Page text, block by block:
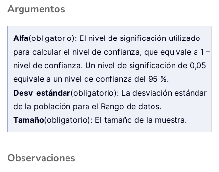
Argumentos
Alfa(obligatorio): El nivel de significación utilizado
para calcular el nivel de confianza, que equivale a 1 –
nivel de confianza. Un nivel de significación de 0,05
equivale a un nivel de confianza del 95 %.
Desv_estándar(obligatorio): La desviación estándar
de la población para el Rango de datos.
Tamaño(obligatorio): El tamaño de la muestra.
Observaciones